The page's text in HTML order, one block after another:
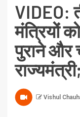
VIDEO:
मंत्रियों
पुराने और
Vishul